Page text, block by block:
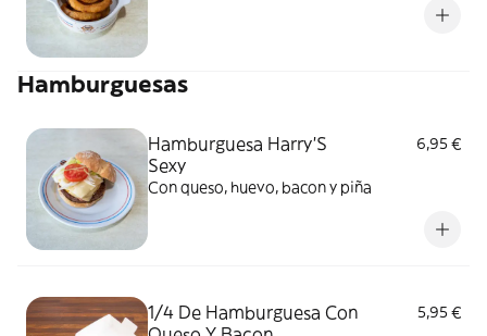
Hamburguesas
Hamburguesa Harry'S
Sexy
6,95 €
Con queso, huevo, bacon y piña
1/4 De Hamburguesa Con
5,95 €